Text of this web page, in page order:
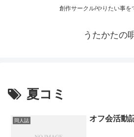
創作サークル/やりたい事を
うたかたの
夏コミ
同人誌 オフ会活動